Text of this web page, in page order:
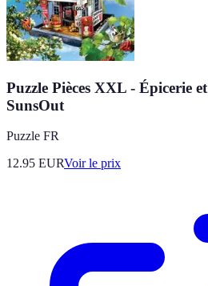
Puzzle Pièces XXL - Épicerie
SunsOut
Puzzle FR
12.95 EURVoir le prix